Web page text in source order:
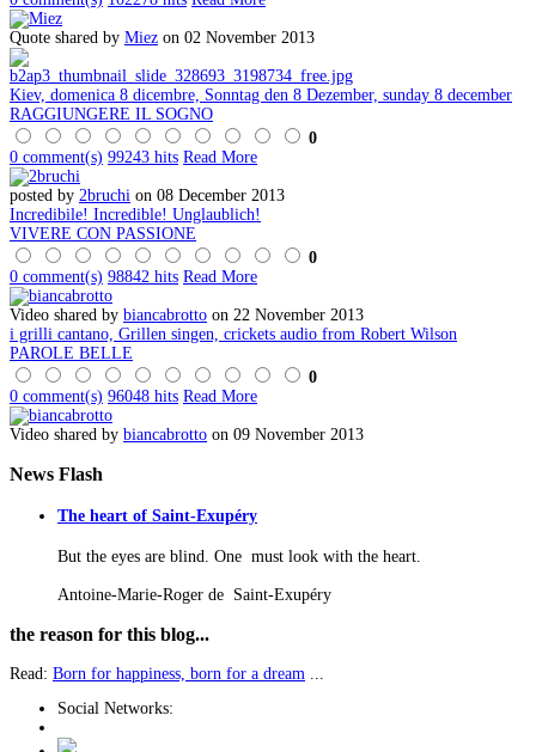
Quote shared by Miez on 02 November 2013
Kiev, domenica 8 dicembre, Sonntag den 8 Dezember, sunday 8 december
RAGGIUNGERE IL SOGNO
0
0 comment(s) 99243 hits Read More
posted by 2bruchi on 08 December 2013
Incredibile! Incredible! Unglaublich!
VIVERE CON PASSIONE
0
0 comment(s) 98842 hits Read More
Video shared by biancabrotto on 22 November 2013
i grilli cantano, Grillen singen, crickets audio from Robert Wilson
PAROLE BELLE
0
0 comment(s) 96048 hits Read More
Video shared by biancabrotto on 09 November 2013
News Flash
The heart of Saint-Exupéry
But the eyes are blind. One must look with the heart.
Antoine-Marie-Roger de Saint-Exupéry
the reason for this blog...
Read: Born for happiness, born for a dream
Social Networks: